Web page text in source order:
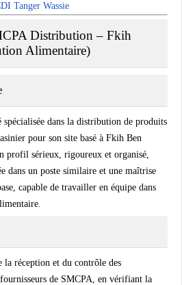
Tanger Wassie
Distribution – Fkih
Alimentaire)
dans la distribution de produits
pour son site basé à Fkih Ben
profil sérieux, rigoureux et organisé,
dans un poste similaire et une maîtrise
capable de travailler en équipe dans
la réception et du contrôle des
de SMCPA, en vérifiant la